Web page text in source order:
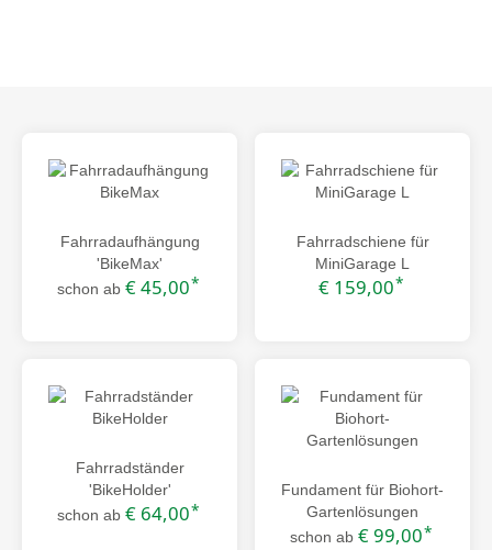
Fahrradaufhängung
'BikeMax'
schon ab € 45,00*
Fahrradschiene für
MiniGarage L
€ 159,00*
Fahrradständer
'BikeHolder'
schon ab € 64,00*
Fundament für Biohort-
Gartenlösungen
schon ab € 99,00*